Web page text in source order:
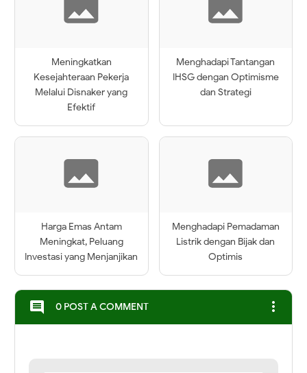
Meningkatkan
Kesejahteraan Pekerja
Melalui Disnaker yang
Efektif
Menghadapi Tantangan
IHSG dengan Optimisme
dan Strategi
Harga Emas Antam
Meningkat, Peluang
Investasi yang Menjanjikan
Menghadapi Pemadaman
Listrik dengan Bijak dan
Optimis
comment 0 POST A COMMENT more_vert